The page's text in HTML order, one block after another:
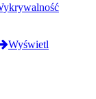
Wyświetl